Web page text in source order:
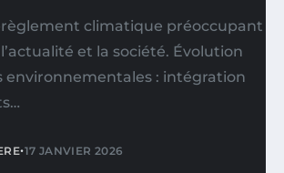
climatique préoccupant
et la société. Évolution
environnementales : intégration
•17 JANVIER 2026